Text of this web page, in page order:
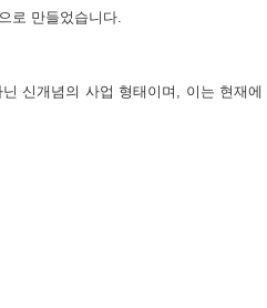
로 만들었습니다.
신개념의 사업 형태이며, 이는 현재